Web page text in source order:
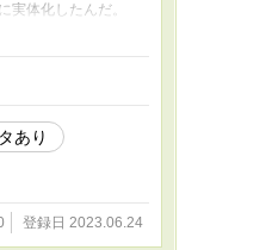
実体化したんだ。
まう・・・ ーー
に実体化していま
人公、アスラが創
家となったアスラ
＊を付けます(後半
みいただけると幸
と、途中で筆者自
あり
登録日 2023.06.24